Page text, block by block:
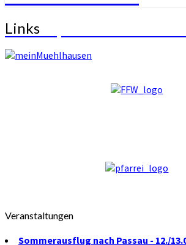
SVM – Sportverein
Links
Links
Veranstaltungen
Sommerausflug nach Passau - 12./